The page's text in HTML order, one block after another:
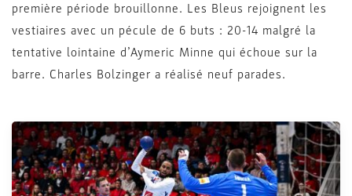
première période brouillonne. Les Bleus rejoignent les
vestiaires avec un pécule de 6 buts : 20-14 malgré la
tentative lointaine d’Aymeric Minne qui échoue sur la
barre. Charles Bolzinger a réalisé neuf parades.